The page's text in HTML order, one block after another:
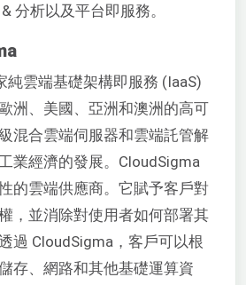
分析以及平台即服務。
純雲端基礎架構即服務 (IaaS)
洲、美國、亞洲和澳洲的高可
混合雲端伺服器和雲端託管解
業經濟的發展。CloudSigma
的雲端供應商。它賦予客戶對
，並消除對使用者如何部署其
過 CloudSigma，客戶可以根
存、網路和其他基礎運算資